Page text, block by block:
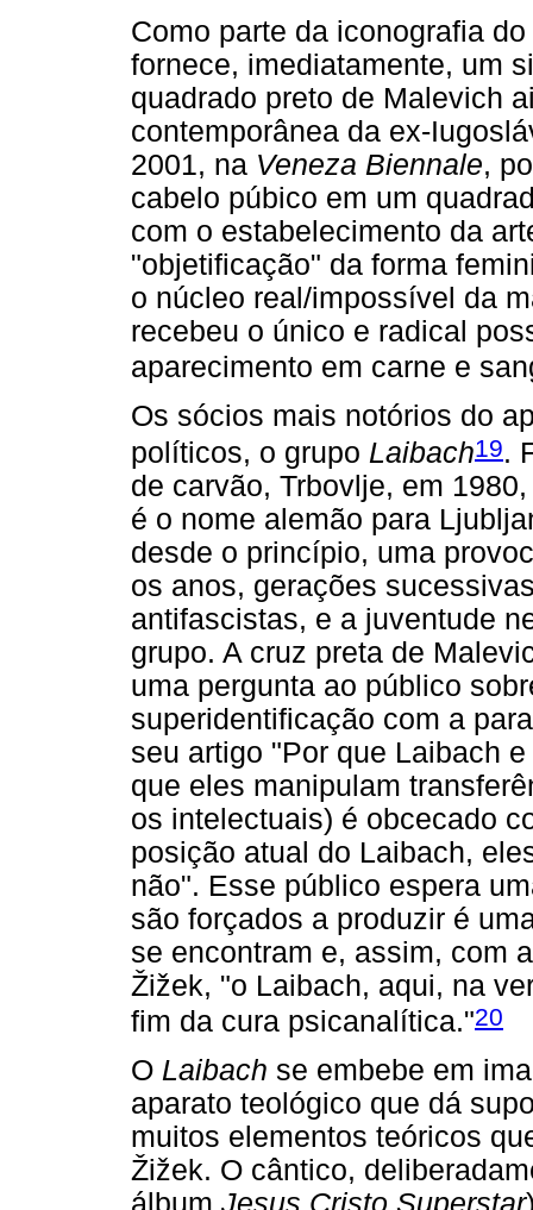
Como parte da iconografia do
fornece, imediatamente, um
quadrado preto de Malevich
contemporânea da ex-
2001, na Veneza Biennale,
cabelo púbico em um
com o estabelecimento da
"objetificação" da forma
o núcleo real/impossível da
recebeu o único e radical
aparecimento em carne e
Os sócios mais notórios do
políticos, o grupo Laibach19.
de carvão, Trbovlje, em
é o nome alemão para
desde o princípio, uma
os anos, gerações
antifascistas, e a juventude
grupo. A cruz preta de
uma pergunta ao público
superidentificação com a
seu artigo "Por que Laibach
que eles manipulam
os intelectuais) é obcecado
posição atual do Laibach,
não". Esse público espera
são forçados a produzir é
se encontram e, assim, com
Žižek, "o Laibach, aqui, na
fim da cura psicanalítica."20
O Laibach se embebe em
aparato teológico que dá
muitos elementos teóricos
Žižek. O cântico,
álbum Jesus Cristo Superstar